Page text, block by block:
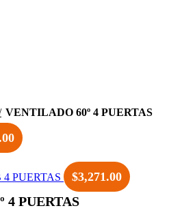
VENTILADO 60º 4 PUERTAS
PUERTAS $3,271.00
4 PUERTAS